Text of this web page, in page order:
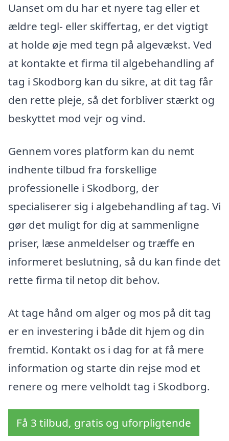
Uanset om du har et nyere tag eller et
ældre tegl- eller skiffertag, er det vigtigt
at holde øje med tegn på algevækst. Ved
at kontakte et firma til algebehandling af
tag i Skodborg kan du sikre, at dit tag får
den rette pleje, så det forbliver stærkt og
beskyttet mod vejr og vind.
Gennem vores platform kan du nemt
indhente tilbud fra forskellige
professionelle i Skodborg, der
specialiserer sig i algebehandling af tag. Vi
gør det muligt for dig at sammenligne
priser, læse anmeldelser og træffe en
informeret beslutning, så du kan finde det
rette firma til netop dit behov.
At tage hånd om alger og mos på dit tag
er en investering i både dit hjem og din
fremtid. Kontakt os i dag for at få mere
information og starte din rejse mod et
renere og mere velholdt tag i Skodborg.
Få 3 tilbud, gratis og uforpligtende